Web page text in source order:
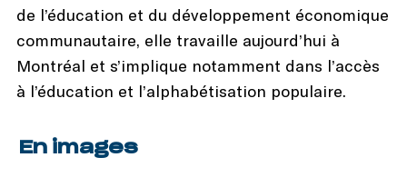
de l’éducation et du développement économique
communautaire, elle travaille aujourd’hui à
Montréal et s’implique notamment dans l’accès
à l’éducation et l’alphabétisation populaire.
En images